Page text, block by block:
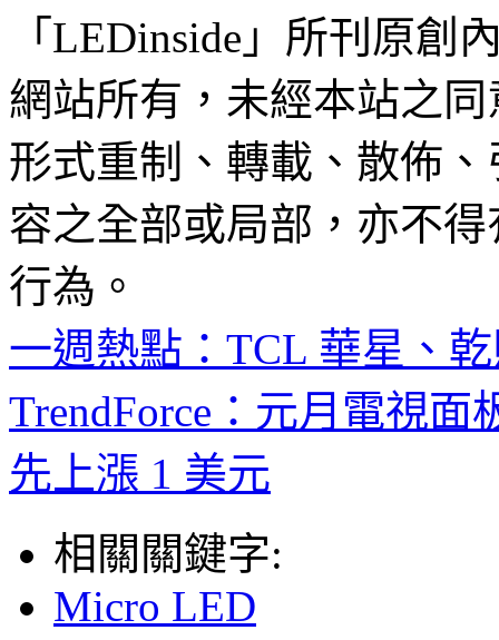
「LEDinside」所刊原創
網站所有，未經本站之
形式重制、轉載、散佈
容之全部或局部，亦不
行為。
一週熱點：TCL 華星、
TrendForce：元月電視
先上漲 1 美元
相關關鍵字:
Micro LED